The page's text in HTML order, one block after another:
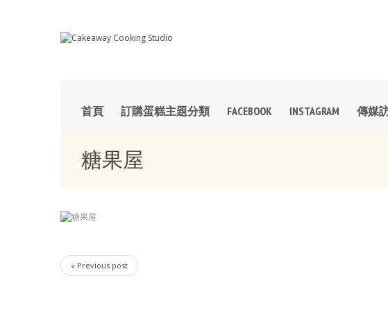
首頁 訂購蛋糕主題分類 FACEBOOK INSTAGRAM 傳媒
糖果屋
« Previous post